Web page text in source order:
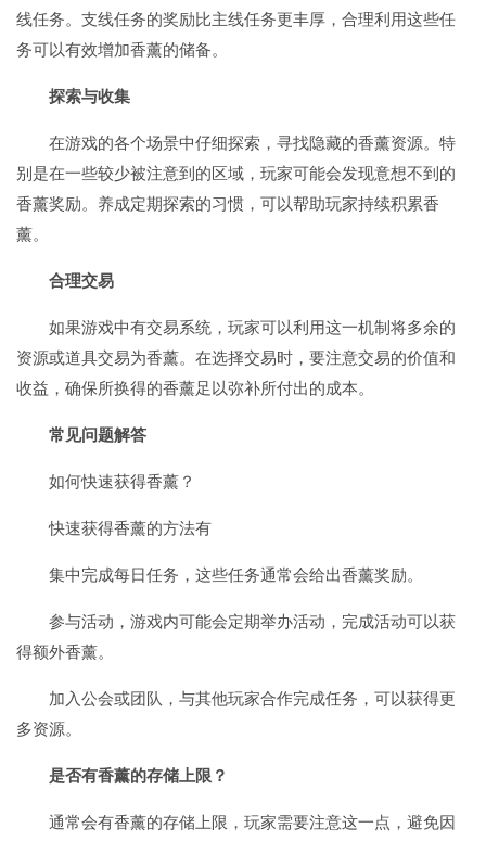
线任务。支线任务的奖励比主线任务更丰厚，合理利用这些任
务可以有效增加香薰的储备。
探索与收集
在游戏的各个场景中仔细探索，寻找隐藏的香薰资源。特
别是在一些较少被注意到的区域，玩家可能会发现意想不到的
香薰奖励。养成定期探索的习惯，可以帮助玩家持续积累香
薰。
合理交易
如果游戏中有交易系统，玩家可以利用这一机制将多余的
资源或道具交易为香薰。在选择交易时，要注意交易的价值和
收益，确保所换得的香薰足以弥补所付出的成本。
常见问题解答
如何快速获得香薰？
快速获得香薰的方法有
集中完成每日任务，这些任务通常会给出香薰奖励。
参与活动，游戏内可能会定期举办活动，完成活动可以获
得额外香薰。
加入公会或团队，与其他玩家合作完成任务，可以获得更
多资源。
是否有香薰的存储上限？
通常会有香薰的存储上限，玩家需要注意这一点，避免因